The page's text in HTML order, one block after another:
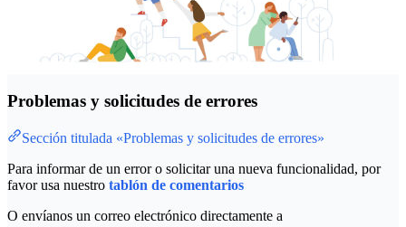
Open in ChatGPT
Ask ChatGPT about this page
Open in Claude
Problemas y solicitudes de errores
Sección titulada «Problemas y solicitudes de errores»
Para informar de un error o solicitar una nueva funcionalidad, por
favor usa nuestro tablón de comentarios
O envíanos un correo electrónico directamente a